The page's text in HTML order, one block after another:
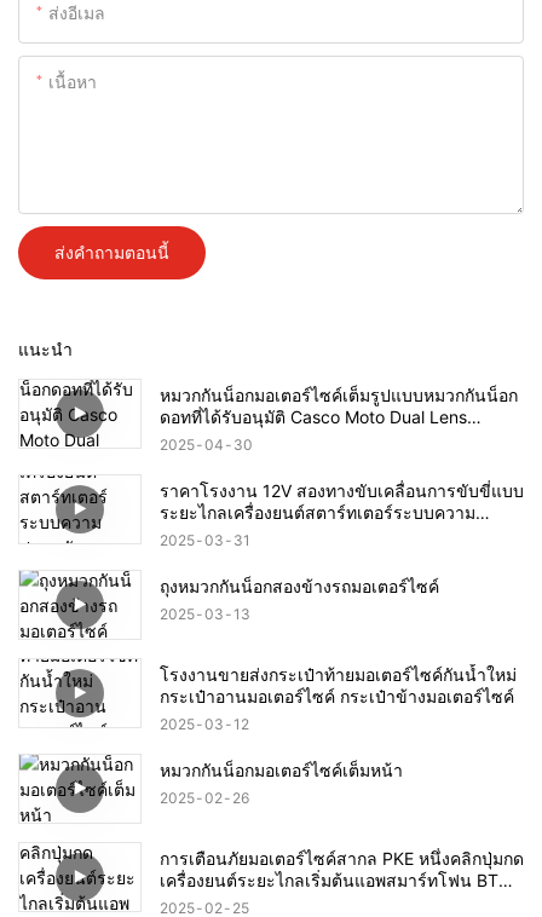
ส่งอีเมล
เนื้อหา
ส่งคำถามตอนนี้
แนะนำ
หมวกกันน็อกมอเตอร์ไซค์เต็มรูปแบบหมวกกันน็อก
ดอทที่ได้รับอนุมัติ Casco Moto Dual Lens
Racing หมวกกันน็อกมอเตอร์ไซค์
2025 04 30
ราคาโรงงาน 12V สองทางขับเคลื่อนการขับขี่แบบ
ระยะไกลเครื่องยนต์สตาร์ทเตอร์ระบบความ
ปลอดภัยมอเตอร์ไซค์สัญญาณเตือนรถ
2025 03 31
ถุงหมวกกันน็อกสองข้างรถมอเตอร์ไซค์
2025 03 13
โรงงานขายส่งกระเป๋าท้ายมอเตอร์ไซค์กันน้ำใหม่
กระเป๋าอานมอเตอร์ไซค์ กระเป๋าข้างมอเตอร์ไซค์
2025 03 12
หมวกกันน็อกมอเตอร์ไซค์เต็มหน้า
2025 02 26
การเตือนภัยมอเตอร์ไซค์สากล PKE หนึ่งคลิกปุ่มกด
เครื่องยนต์ระยะไกลเริ่มต้นแอพสมาร์ทโฟน BT
ระบบเตือนภัยมอเตอร์ไซค์
2025 02 25